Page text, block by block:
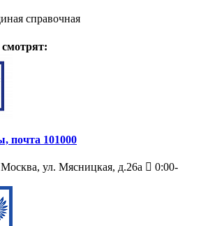
справочная
смотрят:
почта 101000
Москва, ул. Мясницкая, д.26а
0:00-